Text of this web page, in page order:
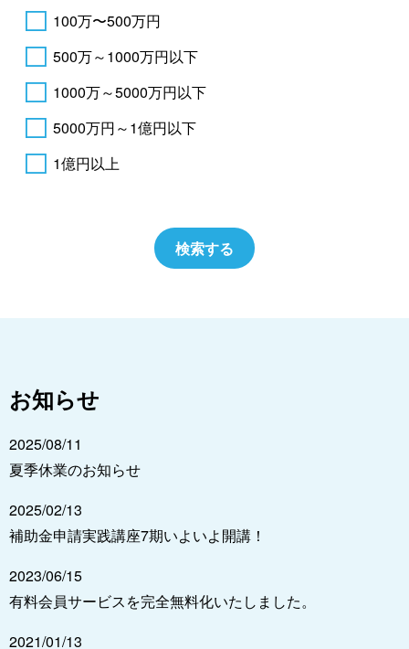
100万〜500万円
500万～1000万円以下
1000万～5000万円以下
5000万円～1億円以下
1億円以上
お知らせ
2025/08/11
夏季休業のお知らせ
2025/02/13
補助金申請実践講座7期いよいよ開講！
2023/06/15
有料会員サービスを完全無料化いたしました。
2021/01/13